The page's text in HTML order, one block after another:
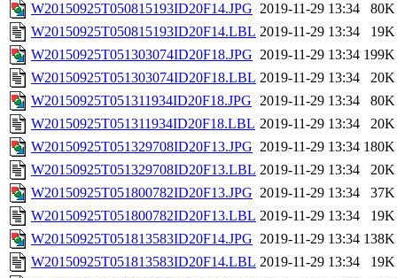
W20150925T050815193ID20F14.JPG 2019-11-29 13:34
80K
W20150925T050815193ID20F14.LBL 2019-11-29 13:34
19K
W20150925T051303074ID20F18.JPG 2019-11-29 13:34 199K
W20150925T051303074ID20F18.LBL 2019-11-29 13:34
20K
W20150925T051311934ID20F18.JPG 2019-11-29 13:34
80K
W20150925T051311934ID20F18.LBL 2019-11-29 13:34
20K
W20150925T051329708ID20F13.JPG 2019-11-29 13:34 180K
W20150925T051329708ID20F13.LBL 2019-11-29 13:34
20K
W20150925T051800782ID20F13.JPG 2019-11-29 13:34
37K
W20150925T051800782ID20F13.LBL 2019-11-29 13:34
19K
W20150925T051813583ID20F14.JPG 2019-11-29 13:34 138K
W20150925T051813583ID20F14.LBL 2019-11-29 13:34
19K